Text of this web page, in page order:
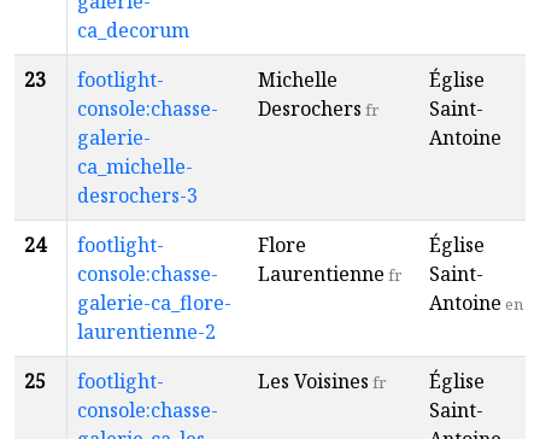
ca_decorum
23
footlight-
console:chasse-
galerie-
ca_michelle-
desrochers-3
Michelle
Desrochers fr
Église
Saint-
Antoine
24
footlight-
console:chasse-
galerie-ca_flore-
laurentienne-2
Flore
Laurentienne fr
Église
Saint-
Antoine en
25
footlight-
console:chasse-
Les Voisines fr
Église
Saint-